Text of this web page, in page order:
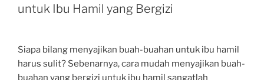
untuk Ibu Hamil yang Bergizi
Siapa bilang menyajikan buah-buahan untuk ibu hamil
harus sulit? Sebenarnya, cara mudah menyajikan buah-
buahan yang bergizi untuk ibu hamil sangatlah